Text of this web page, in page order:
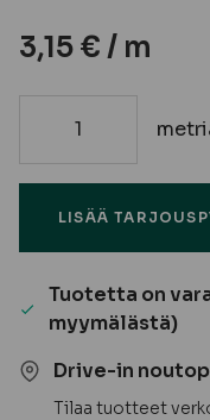
3,15 € / m
28x145
höylätty,
sileä
määrä
LISÄÄ
Tuotetta on
myymälästä)
Drive-in
Tilaa tuotteet